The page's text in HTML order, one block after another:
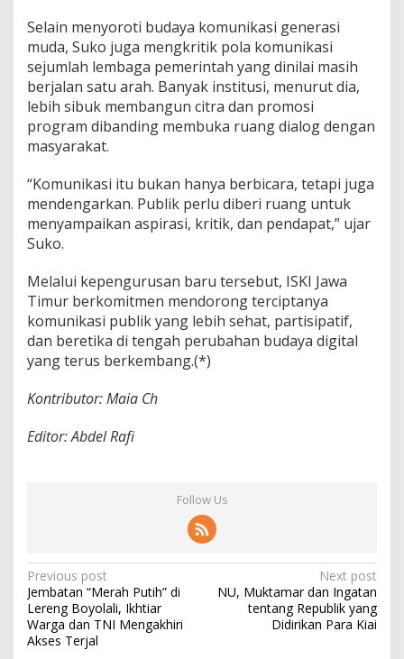
Selain menyoroti budaya komunikasi generasi
muda, Suko juga mengkritik pola komunikasi
sejumlah lembaga pemerintah yang dinilai masih
berjalan satu arah. Banyak institusi, menurut dia,
lebih sibuk membangun citra dan promosi
program dibanding membuka ruang dialog dengan
masyarakat.
“Komunikasi itu bukan hanya berbicara, tetapi juga
mendengarkan. Publik perlu diberi ruang untuk
menyampaikan aspirasi, kritik, dan pendapat,” ujar
Suko.
Melalui kepengurusan baru tersebut, ISKI Jawa
Timur berkomitmen mendorong terciptanya
komunikasi publik yang lebih sehat, partisipatif,
dan beretika di tengah perubahan budaya digital
yang terus berkembang.(*)
Kontributor: Maia Ch
Editor: Abdel Rafi
Follow Us
P
o
s
Previous post
Jembatan “Merah Putih” di
Lereng Boyolali, Ikhtiar
Warga dan TNI Mengakhiri
Akses Terjal
Next post
NU, Muktamar dan Ingatan
tentang Republik yang
Didirikan Para Kiai